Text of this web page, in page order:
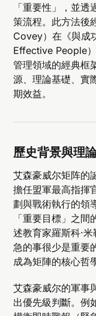
「重要性」，並
策流程。此方法後
Covey）在《與成
Effective People
管理領域的經典框
源、理論基礎、實
期效益。
歷史背景與理
艾森豪威尔矩阵的
擔任盟軍最高指揮
劃與戰術執行的領
「重要目標」之
述教育家羅斯科·
急的事很少是重要
成為矩陣的核心哲
艾森豪威尔的軍事
出優先級判斷。例